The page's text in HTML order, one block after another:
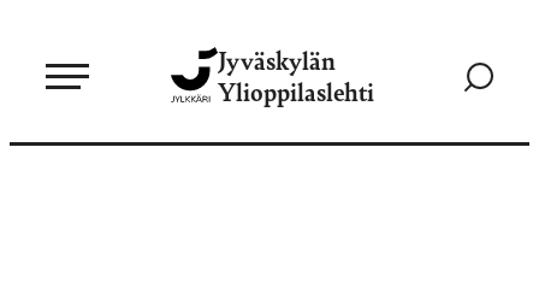
sisältöön
Jyväskylän
Ylioppilaslehti
Siirry